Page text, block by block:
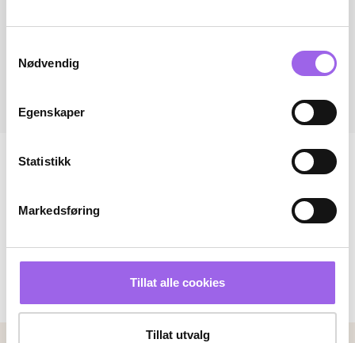
Nødvendig
Egenskaper
Statistikk
Markedsføring
Tillat alle cookies
Tillat utvalg